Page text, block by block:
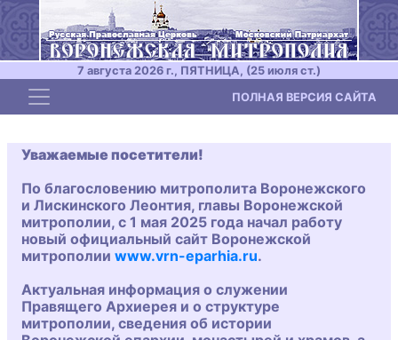
7 августа 2026 г., ПЯТНИЦА, (25 июля ст.)
Toggle navigation ПОЛНАЯ ВЕРСИЯ САЙТА
Уважаемые посетители!
По благословению митрополита Воронежского
и Лискинского Леонтия, главы Воронежской
митрополии, с 1 мая 2025 года начал работу
новый официальный сайт Воронежской
митрополии www.vrn-eparhia.ru.
Актуальная информация о служении
Правящего Архиерея и о структуре
митрополии, сведения об истории